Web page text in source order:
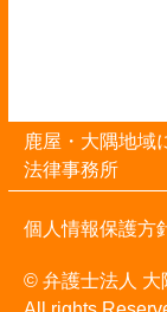
鹿屋・大隅地域
法律事務所
個人情報保護方
© 弁護士法人 大